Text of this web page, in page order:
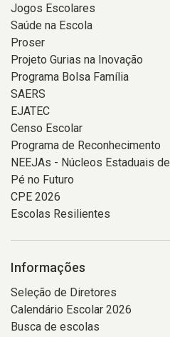
Jogos Escolares
Saúde na Escola
Proser
Projeto Gurias na Inovação
Programa Bolsa Família
SAERS
EJATEC
Censo Escolar
Programa de Reconhecimento
NEEJAs - Núcleos Estaduais de
Pé no Futuro
CPE 2026
Escolas Resilientes
Informações
Seleção de Diretores
Calendário Escolar 2026
Busca de escolas